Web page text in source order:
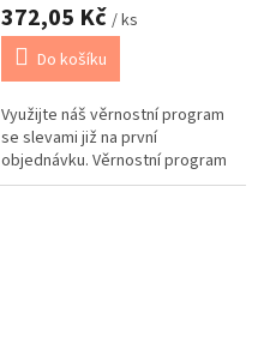
372,05 Kč / ks
Do košíku
Využijte náš věrnostní program
se slevami již na první
objednávku. Věrnostní program